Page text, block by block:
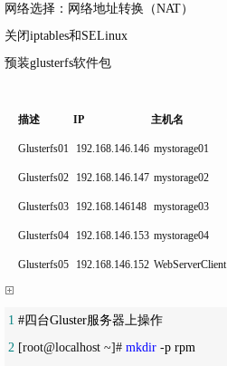
网络选择：网络地址转换（NAT）
关闭iptables和SELinux
预装glusterfs软件包
描述 IP 主机名
Glusterfs01 192.168.146.146 mystorage01
Glusterfs02 192.168.146.147 mystorage02
Glusterfs03 192.168.146148 mystorage03
Glusterfs04 192.168.146.153 mystorage04
Glusterfs05 192.168.146.152 WebServerClient
1
2 [root@localhost ~]# mkdir -